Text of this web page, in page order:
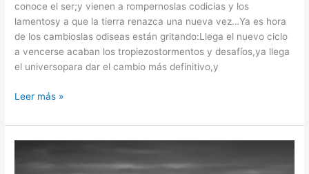
conoce el ser;y vienen a rompernoslas codicias y los
lamentosy a que la tierra renazca una nueva vez…Ya es hora
de los cambioslas odiseas están gritando:Llega el nuevo ciclo
a vencerse acaban los tropiezostormentos y desafíos,ya llega
el universopara dar el cambio más definitivo,y
Leer más »